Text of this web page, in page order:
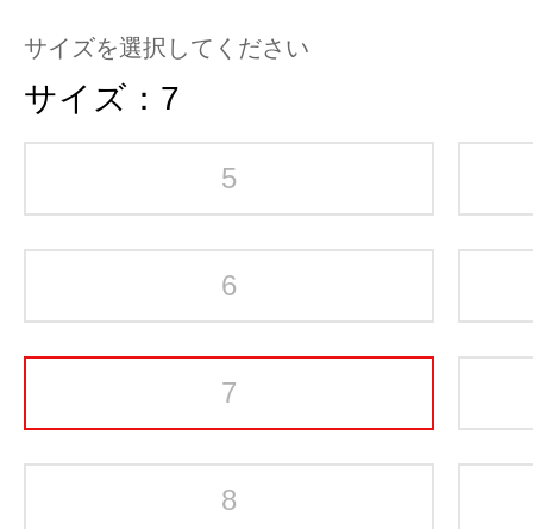
サイズを選択してください
サイズ： 7
5
6
7
8